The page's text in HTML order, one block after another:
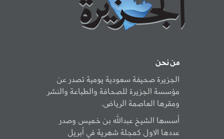
من نحن
الجزيرة صحيفة سعودية يومية تصدر عن
مؤسسة الجزيرة للصحافة والطباعة والنشر
ومقرها العاصمة الرياض.
أسسها الشيخ عبدالله بن خميس وصدر
عددها الاول كمجلة شهرية في أبريل